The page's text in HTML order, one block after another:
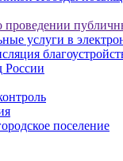
услуги в
поселение